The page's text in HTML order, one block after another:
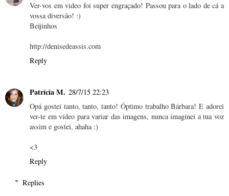
Ver-vos em video foi super engraçado! Passou para o lado de cá a
vossa diversão! :)
Beijinhos
http://denisedeassis.com
Reply
Patrícia M. 28/7/15 22:23
Opá gostei tanto, tanto, tanto! Óptimo trabalho Bárbara! E adorei
ver-te em vídeo para variar das imagens, nunca imaginei a tua voz
assim e gostei, ahaha :)
<3
Reply
Replies